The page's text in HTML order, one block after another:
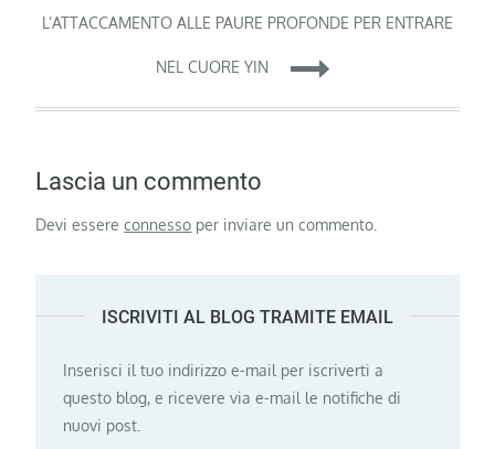
L’ATTACCAMENTO ALLE PAURE PROFONDE PER ENTRARE
NEL CUORE YIN
Lascia un commento
Devi essereconnesso per inviare un commento.
ISCRIVITI AL BLOG TRAMITE EMAIL
Inserisci il tuo indirizzo e-mail per iscriverti a
questo blog, e ricevere via e-mail le notifiche di
nuovi post.